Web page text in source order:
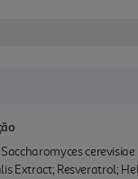
Extract; Resveratrol;